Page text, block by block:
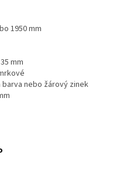
1950 mm
mm
barva nebo žárový zinek